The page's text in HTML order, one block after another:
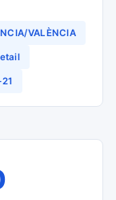
VALÈNCIA